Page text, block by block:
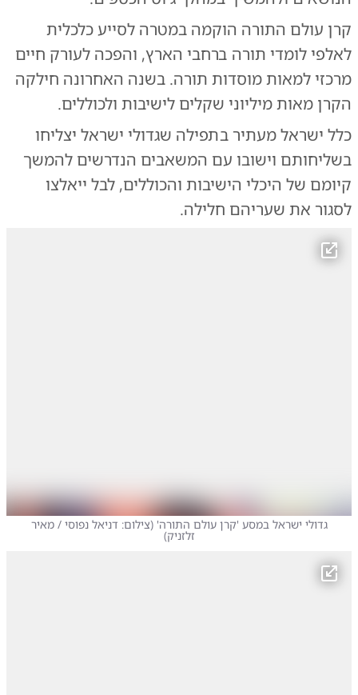
קרן עולם התורה הוקמה במטרה לסייע כלכלית
לאלפי לומדי תורה ברחבי הארץ, והפכה לעורק חיים
מרכזי למאות מוסדות תורה. בשנה האחרונה חילקה
הקרן מאות מיליוני שקלים לישיבות ולכוללים.
כלל ישראל מעתיר בתפילה שגדולי ישראל יצליחו
בשליחותם וישובו עם המשאבים הנדרשים להמשך
קיומם של היכלי הישיבות והכוללים, לבל ייאלצו
לסגור את שעריהם חלילה.
גדולי ישראל במסע 'קרן עולם התורה' (צילום: דניאל נפוסי / מאיר
זלזניק)